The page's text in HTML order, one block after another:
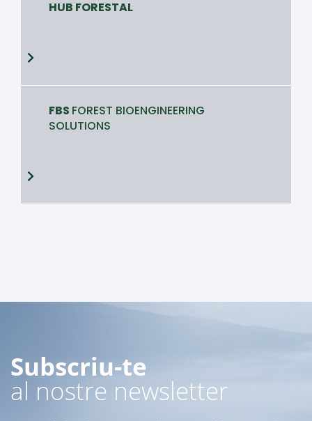
HUB FORESTAL
FBS FOREST BIOENGINEERING
SOLUTIONS
Subscriu-te
al nostre newsletter